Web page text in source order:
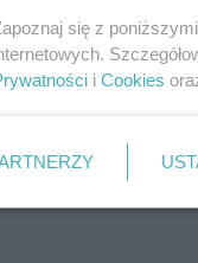
się z
i Cookies